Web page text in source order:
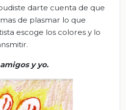
darte cuenta de que
de plasmar lo que
escoge los colores y lo
y yo.